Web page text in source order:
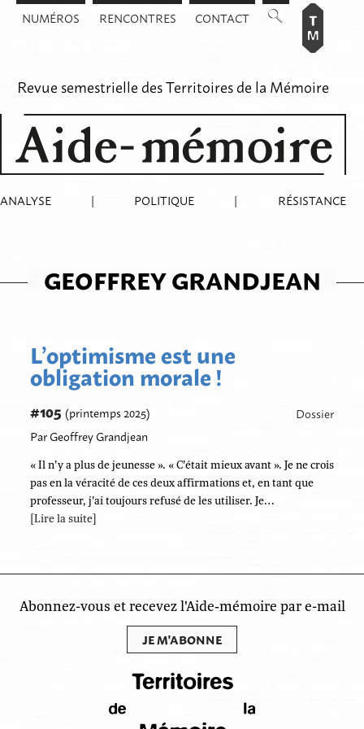
AllerNUMÉROS RENCONTRES CONTACT
Revue semestrielle desTerritoires de la Mémoire
ANALYSE | POLITIQUE | RÉSISTANCE
GEOFFREY GRANDJEAN
L’optimisme est une
obligation morale !
#105 (printemps 2025)
Dossier
Par Geoffrey Grandjean
« Il n’y a plus de jeunesse ». « C’était mieux avant ». Je ne crois
pas en la véracité de ces deux affirmations et, en tant que
professeur, j’ai toujours refusé de les utiliser. Je…
[Lire la suite]
Abonnez-vous et recevez l'Aide‑mémoire par e-mail
JE M'ABONNE